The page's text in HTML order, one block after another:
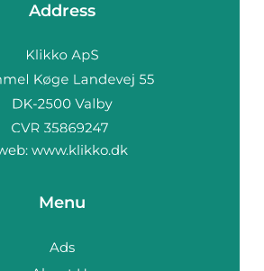
Address
www.klikko.dk
Menu
Ads